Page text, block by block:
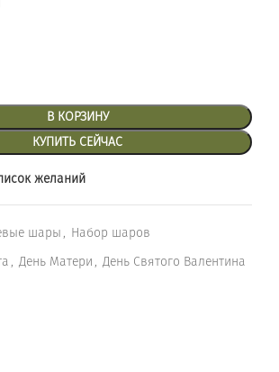
В КОРЗИНУ
КУПИТЬ СЕЙЧАС
желаний
шары , Набор шаров
, День Матери , День Святого Валентина